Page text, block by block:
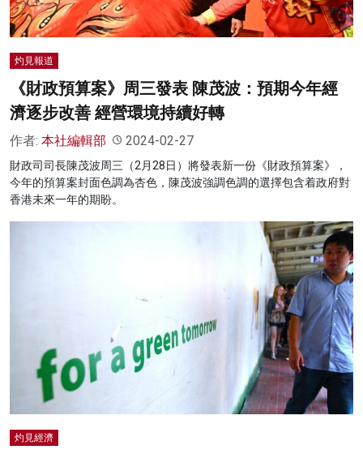
灼見報道
《財政預算案》周三發表 陳茂波：預期今年經
濟逐步改善 經營環境持續好轉
作者: 本社編輯部 2024-02-27
財政司司長陳茂波周三（2月28日）將發表新一份《財政預算案》，
今年的預算案封面色調為杏色，陳茂波強調色調的選擇包含着政府對
香港未來一年的期盼。
灼見經濟